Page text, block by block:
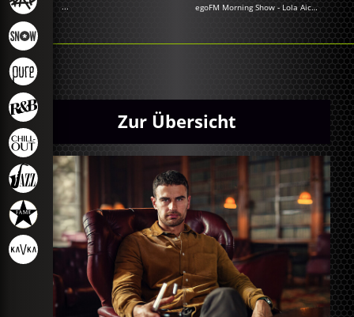
... egoFM Morning Show - Lola Aichner
Zur Übersicht